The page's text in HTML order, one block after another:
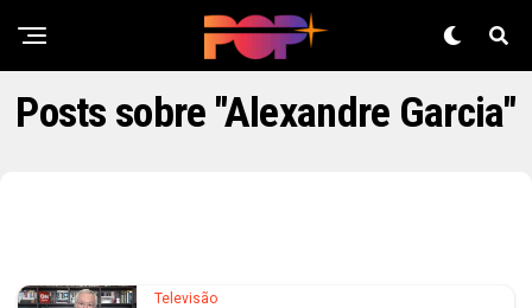
Posts sobre "Alexandre Garcia"
Televisão